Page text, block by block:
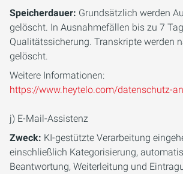
Speicherdauer: Grundsätzlich werden
gelöscht. In Ausnahmefällen bis zu 7
Qualitätssicherung. Transkripte werden
gelöscht.
Weitere Informationen:
https://www.heytelo.com/datenschutz-
j) E-Mail-Assistenz
Zweck: KI-gestützte Verarbeitung
einschließlich Kategorisierung,
Beantwortung, Weiterleitung und